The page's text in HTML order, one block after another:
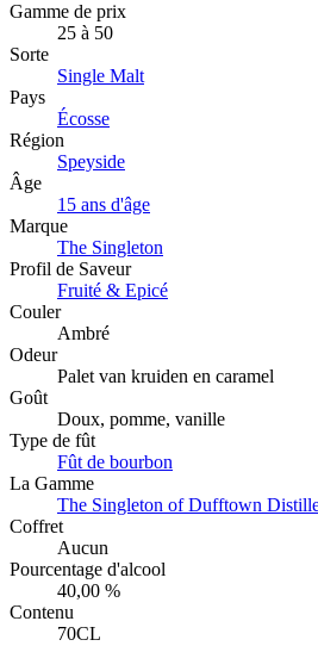
Gamme de prix
25 à 50
Sorte
Single Malt
Pays
Écosse
Région
Speyside
Âge
15 ans d'âge
Marque
The Singleton
Profil de Saveur
Fruité & Epicé
Couler
Ambré
Odeur
Palet van kruiden en caramel
Goût
Doux, pomme, vanille
Type de fût
Fût de bourbon
La Gamme
The Singleton of Dufftown
Coffret
Aucun
Pourcentage d'alcool
40,00 %
Contenu
70CL